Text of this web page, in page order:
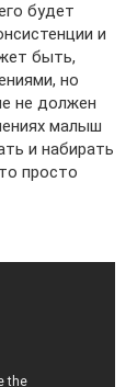
будет
и
быть,
но
не должен
малыш
и набирать
просто